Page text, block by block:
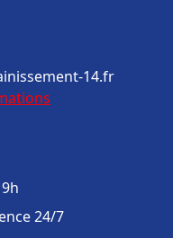
14.fr
24/7